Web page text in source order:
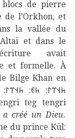
de pierre
de l’Orkhon, et
la vallée du
et dans le
avait
et formelle. À
Bilge Khan en
a créé un Dieu.
du prince Kül: